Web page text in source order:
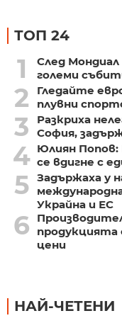
ТОП 24
1
След
големи
2
Гледайте
плувни
3
Разкриха
София,
4 Юлиян Попов:
се вдигне с
5 Задържаха у
Украйна и ЕС
6
продукцията
цени
НАЙ-ЧЕТЕНИ